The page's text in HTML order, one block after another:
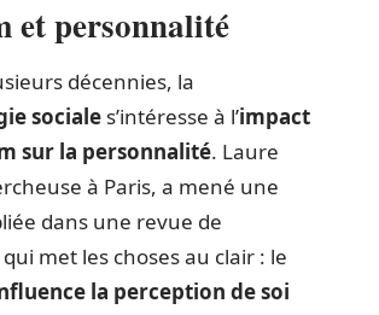
et personnalité
décennies, la
sociale s’intéresse à l’impact
sur la personnalité. Laure
à Paris, a mené une
dans une revue de
met les choses au clair : le
la perception de soi